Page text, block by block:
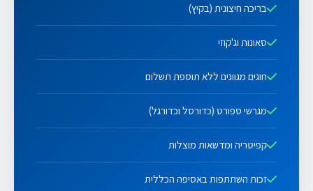
בריכה חיצונית (בקיץ)
סאונות וג'קוזי
חוגים מגוונים ללא תוספת תשלום
מגרשי ספורט (כדורסל וכדורגל)
קפיטריה ומדשאות מוצלות
זכות השתתפות באסיפה הכללית